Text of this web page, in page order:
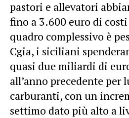
pastori e allevatori
fino a 3.600 euro di
quadro complessivo è
Cgia, i siciliani
quasi due miliardi di
all’anno precedente per
carburanti, con un
settimo dato più alto a